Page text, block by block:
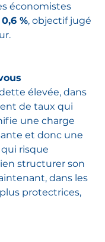
économistes
0,6 %, objectif jugé
élevée, dans
de taux qui
une charge
et donc une
risque
structurer son
dans les
protectrices,